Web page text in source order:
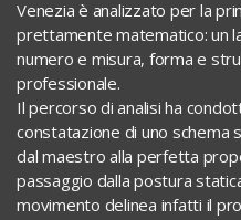
Venezia è analizzato per la
prettamente matematico: un
numero e misura, forma e
professionale.
Il percorso di analisi ha
constatazione di uno schema
dal maestro alla perfetta
passaggio dalla postura
movimento delinea infatti il